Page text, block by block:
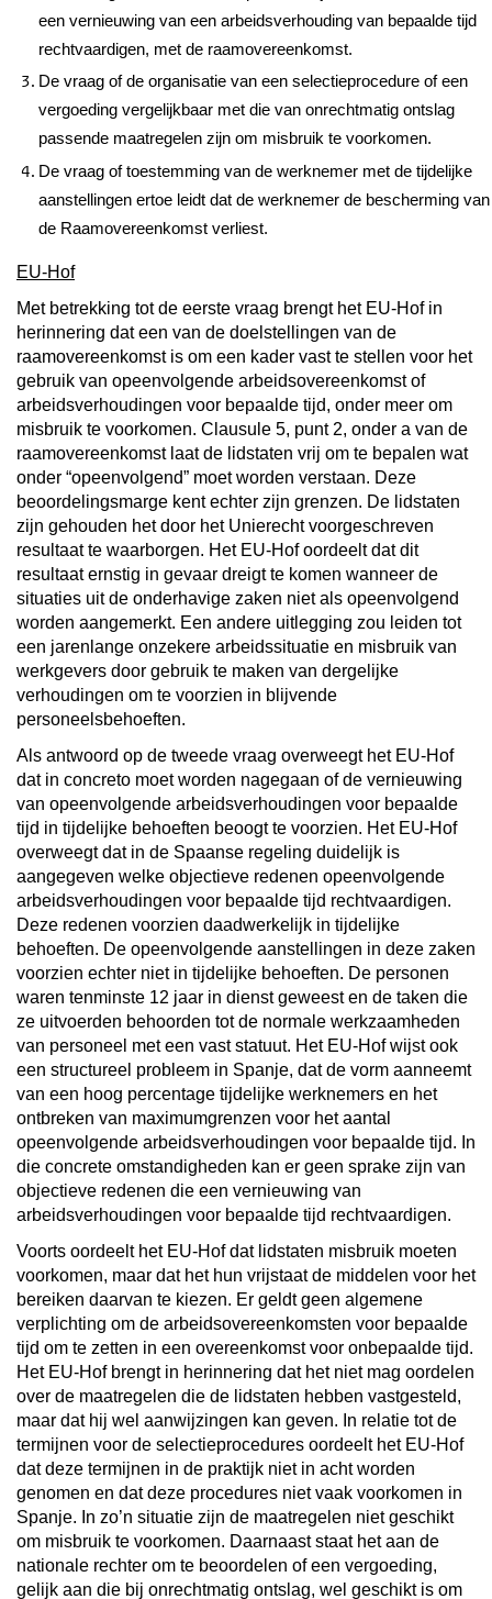
een vernieuwing van een arbeidsverhouding van bepaalde tijd
rechtvaardigen, met de raamovereenkomst.
De vraag of de organisatie van een selectieprocedure of een
vergoeding vergelijkbaar met die van onrechtmatig ontslag
passende maatregelen zijn om misbruik te voorkomen.
De vraag of toestemming van de werknemer met de tijdelijke
aanstellingen ertoe leidt dat de werknemer de bescherming van
de Raamovereenkomst verliest.
EU-Hof
Met betrekking tot de eerste vraag brengt het EU-Hof in
herinnering dat een van de doelstellingen van de
raamovereenkomst is om een kader vast te stellen voor het
gebruik van opeenvolgende arbeidsovereenkomst of
arbeidsverhoudingen voor bepaalde tijd, onder meer om
misbruik te voorkomen. Clausule 5, punt 2, onder a van de
raamovereenkomst laat de lidstaten vrij om te bepalen wat
onder “opeenvolgend” moet worden verstaan. Deze
beoordelingsmarge kent echter zijn grenzen. De lidstaten
zijn gehouden het door het Unierecht voorgeschreven
resultaat te waarborgen. Het EU-Hof oordeelt dat dit
resultaat ernstig in gevaar dreigt te komen wanneer de
situaties uit de onderhavige zaken niet als opeenvolgend
worden aangemerkt. Een andere uitlegging zou leiden tot
een jarenlange onzekere arbeidssituatie en misbruik van
werkgevers door gebruik te maken van dergelijke
verhoudingen om te voorzien in blijvende
personeelsbehoeften.
Als antwoord op de tweede vraag overweegt het EU-Hof
dat in concreto moet worden nagegaan of de vernieuwing
van opeenvolgende arbeidsverhoudingen voor bepaalde
tijd in tijdelijke behoeften beoogt te voorzien. Het EU-Hof
overweegt dat in de Spaanse regeling duidelijk is
aangegeven welke objectieve redenen opeenvolgende
arbeidsverhoudingen voor bepaalde tijd rechtvaardigen.
Deze redenen voorzien daadwerkelijk in tijdelijke
behoeften. De opeenvolgende aanstellingen in deze zaken
voorzien echter niet in tijdelijke behoeften. De personen
waren tenminste 12 jaar in dienst geweest en de taken die
ze uitvoerden behoorden tot de normale werkzaamheden
van personeel met een vast statuut. Het EU-Hof wijst ook
een structureel probleem in Spanje, dat de vorm aanneemt
van een hoog percentage tijdelijke werknemers en het
ontbreken van maximumgrenzen voor het aantal
opeenvolgende arbeidsverhoudingen voor bepaalde tijd. In
die concrete omstandigheden kan er geen sprake zijn van
objectieve redenen die een vernieuwing van
arbeidsverhoudingen voor bepaalde tijd rechtvaardigen.
Voorts oordeelt het EU-Hof dat lidstaten misbruik moeten
voorkomen, maar dat het hun vrijstaat de middelen voor het
bereiken daarvan te kiezen. Er geldt geen algemene
verplichting om de arbeidsovereenkomsten voor bepaalde
tijd om te zetten in een overeenkomst voor onbepaalde tijd.
Het EU-Hof brengt in herinnering dat het niet mag oordelen
over de maatregelen die de lidstaten hebben vastgesteld,
maar dat hij wel aanwijzingen kan geven. In relatie tot de
termijnen voor de selectieprocedures oordeelt het EU-Hof
dat deze termijnen in de praktijk niet in acht worden
genomen en dat deze procedures niet vaak voorkomen in
Spanje. In zo’n situatie zijn de maatregelen niet geschikt
om misbruik te voorkomen. Daarnaast staat het aan de
nationale rechter om te beoordelen of een vergoeding,
gelijk aan die bij onrechtmatig ontslag, wel geschikt is om